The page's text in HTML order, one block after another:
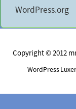
WordPress.org
Copyright ©2012
WordPress